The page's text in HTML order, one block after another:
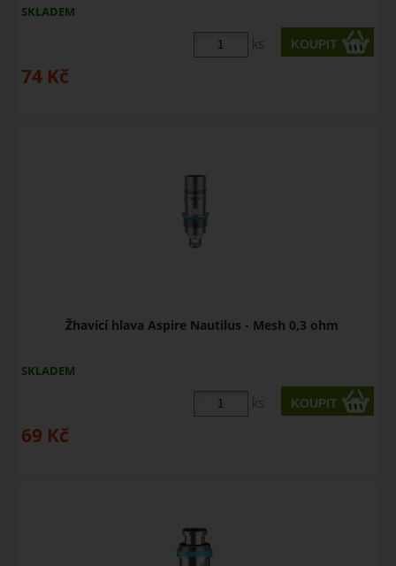
SKLADEM
ks
74 Kč
Žhavící hlava Aspire Nautilus - Mesh 0,3 ohm
SKLADEM
ks
69 Kč